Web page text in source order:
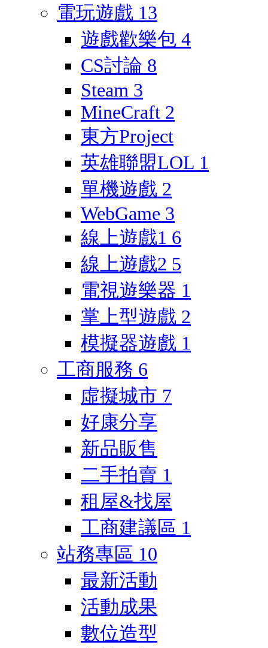
電玩遊戲 13
遊戲歡樂包 4
CS討論 8
Steam 3
MineCraft 2
東方Project
英雄聯盟LOL 1
單機遊戲 2
WebGame 3
線上遊戲1 6
線上遊戲2 5
電視遊樂器 1
掌上型遊戲 2
模擬器遊戲 1
工商服務 6
虛擬城市 7
好康分享
新品販售
二手拍賣 1
租屋&找屋
工商建議區 1
站務專區 10
最新活動
活動成果
數位造型